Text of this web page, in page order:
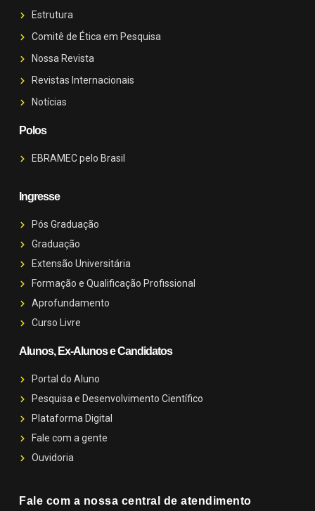
Estrutura
Comitê de Ética em Pesquisa
Nossa Revista
Revistas Internacionais
Notícias
Polos
EBRAMEC pelo Brasil
Ingresse
Pós Graduação
Graduação
Extensão Universitária
Formação e Qualificação Profissional
Aprofundamento
Curso Livre
Alunos, Ex-Alunos e Candidatos
Portal do Aluno
Pesquisa e Desenvolvimento Científico
Plataforma Digital
Fale com a gente
Ouvidoria
Fale com a nossa central de atendimento